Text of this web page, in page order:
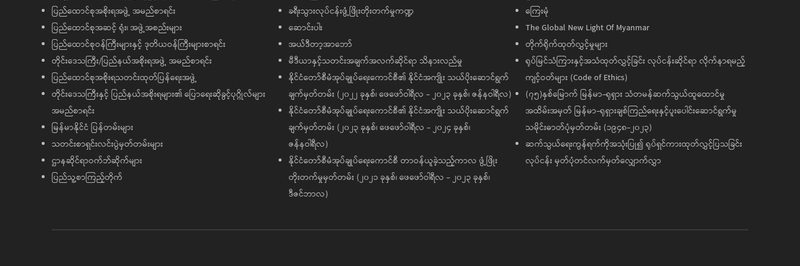
ပြည်ထောင်စုအစိုးရအဖွဲ့ အမည်စာရင်း
ပြည်ထောင်စုအဆင့် ရုံး၊ အဖွဲ့အစည်းများ
ပြည်ထောင်စုဝန်ကြီးများနှင့် ဒုတိယဝန်ကြီးများစာရင်း
တိုင်းဒေသကြီး/ပြည်နယ်အစိုးရအဖွဲ့ အမည်စာရင်း
ပြည်ထောင်စုအစိုးရသတင်းထုတ်ပြန်ရေးအဖွဲ့
တိုင်းဒေသကြီးနှင့် ပြည်နယ်အစိုးရများ၏ ပြောရေးဆိုခွင့်ပုဂ္ဂိုလ်များ
အမည်စာရင်း
မြန်မာနိုင်ငံ ပြန်တမ်းများ
သတင်းစာရှင်းလင်းပွဲမှတ်တမ်းများ
ဌာနဆိုင်ရာဝက်ဘ်ဆိုက်များ
ပြည်သူ့စာကြည့်တိုက်
ခရီးသွားလုပ်ငန်းဖွံ့ဖြိုးတိုးတက်မှုကဏ္ဍ
ဆောင်းပါး
အယ်ဒီတာ့အာဘော်
မီဒီယာနှင့်သတင်းအချက်အလက်ဆိုင်ရာ သိနားလည်မှု
နိုင်ငံတော်စီမံအုပ်ချုပ်ရေးကောင်စီ၏ နိုင်ငံအကျိုး သယ်ပိုးဆောင်ရွက်
ချက်မှတ်တမ်း (၂၀၂၂ ခုနှစ်၊ ဖေဖော်ဝါရီလ - ၂၀၂၃ ခုနှစ်၊ ဇန်နဝါရီလ)
နိုင်ငံတော်စီမံအုပ်ချုပ်ရေးကောင်စီ၏ နိုင်ငံအကျိုး သယ်ပိုးဆောင်ရွက်
ချက်မှတ်တမ်း (၂၀၂၃ ခုနှစ်၊ ဖေဖော်ဝါရီလ - ၂၀၂၄ ခုနှစ်၊
ဇန်နဝါရီလ)
နိုင်ငံတော်စီမံအုပ်ချုပ်ရေးကောင်စီ တာဝန်ယူခဲ့သည့်ကာလ ဖွံ့ဖြိုး
တိုးတက်မှုမှတ်တမ်း (၂၀၂၁ ခုနှစ်၊ ဖေဖော်ဝါရီလ - ၂၀၂၃ ခုနှစ်၊
ဒီဇင်ဘာလ)
ကြေးမုံ
The Global New Light Of Myanmar
တိုက်ရိုက်ထုတ်လွှင့်မှုများ
ရုပ်မြင်သံကြားနှင့်အသံထုတ်လွှင့်ခြင်း လုပ်ငန်းဆိုင်ရာ လိုက်နာရမည့်
ကျင့်ဝတ်များ (Code of Ethics)
(၇၅)နှစ်မြောက် မြန်မာ-ရုရှား သံတမန်ဆက်သွယ်ထူထောင်မှု
အထိမ်းအမှတ် မြန်မာ-ရုရှားချစ်ကြည်ရေးနှင့်ပူးပေါင်းဆောင်ရွက်မှု
သမိုင်းဓာတ်ပုံမှတ်တမ်း (၁၉၄၈-၂၀၂၃)
ဆက်သွယ်ရေးကွန်ရက်ကိုအသုံးပြု၍ ရုပ်ရှင်ကားထုတ်လွှင့်ပြသခြင်း
လုပ်ငန်း မှတ်ပုံတင်လက်မှတ်လျှောက်လွှာ